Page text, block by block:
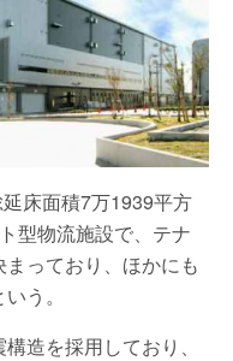
床面積7万1939平方
型物流施設で、テナ
っており、ほかにも
う。
造を採用しており、